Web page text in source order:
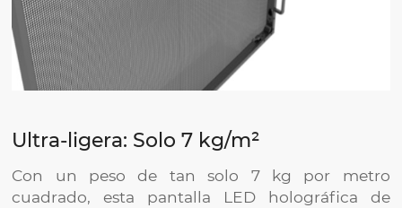
Ultra-ligera: Solo 7 kg/m²
Con un peso de tan solo 7 kg por metro
cuadrado, esta pantalla LED holográfica de